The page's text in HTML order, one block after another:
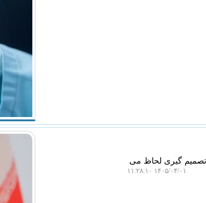
گیری لحاظ می
۱۴۰۵/۰۴/۰۱ ۱۱:۲۸:۱۰